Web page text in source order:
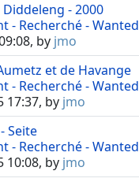
Diddeleng - 2000
- Recherché - Wanted
by jmo
et de Havange
- Recherché - Wanted
17:37, by jmo
Seite
- Recherché - Wanted
10:08, by jmo